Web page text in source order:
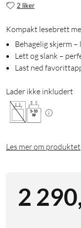
2 liker
Kompakt lesebrett
Behagelig skjerm –
Lett og slank –
Last ned
Lader ikke inkludert
5-10
W
Les mer om produktet
2 290,